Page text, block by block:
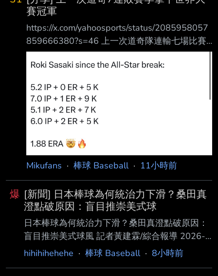
賽冠軍
https://x.com/yahoosports/status/2085958057
859666380?s=46 上一次道奇隊連輸七場比賽
最終以拿下世界大賽冠軍收尾 Edwin Diaz賽後
訪問： 「我是個大聯盟投手……當我上場比賽
球。 」 Edwin Diaz加入道奇後成績： 9.0 IP
11.00 ERA 2.44 WHIP 2 Blown Saves 不急季
後賽準備先發海
Mikufans · 棒球 Baseball· 11小時前
爆 [新聞] 日本棒球為何統治力下滑？桑田真
澄點破原因：盲目推崇美式球
日本棒球為何統治力下滑？桑田真澄點破原因：
盲目推崇美式球風 記者黃建霖/綜合報導 2026-
08-07 14:59:10 日本棒球代表隊「侍Japan」
hihihihehehe · 棒球 Baseball· 8小時前